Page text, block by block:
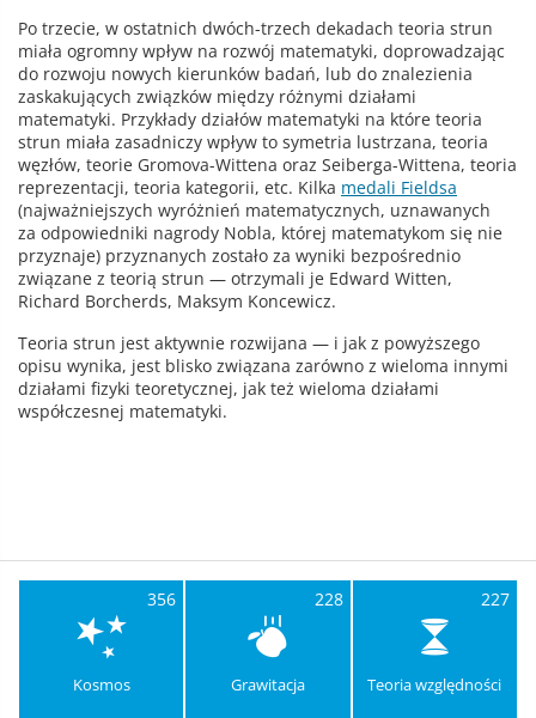
Po trzecie, w ostatnich dwóch-trzech dekadach teoria strun
miała ogromny wpływ na rozwój matematyki, doprowadzając
do rozwoju nowych kierunków badań, lub do znalezienia
zaskakujących związków między różnymi działami
matematyki. Przykłady działów matematyki na które teoria
strun miała zasadniczy wpływ to symetria lustrzana, teoria
węzłów, teorie Gromova-Wittena oraz Seiberga-Wittena, teoria
reprezentacji, teoria kategorii, etc. Kilka medali Fieldsa
(najważniejszych wyróżnień matematycznych, uznawanych
za odpowiedniki nagrody Nobla, której matematykom się nie
przyznaje) przyznanych zostało za wyniki bezpośrednio
związane z teorią strun — otrzymali je Edward Witten,
Richard Borcherds, Maksym Koncewicz.
Teoria strun jest aktywnie rozwijana — i jak z powyższego
opisu wynika, jest blisko związana zarówno z wieloma innymi
działami fizyki teoretycznej, jak też wieloma działami
współczesnej matematyki.
356
Kosmos
228
Grawitacja
227
Teoria względności